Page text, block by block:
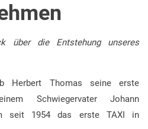
über die Entstehung unseres
Herbert Thomas seine erste
Schwiegervater Johann
seit 1954 das erste TAXI in